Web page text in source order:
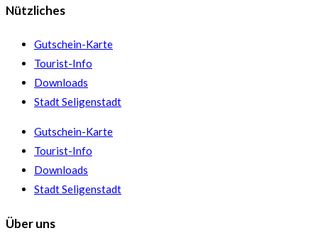
Nützliches
Gutschein-Karte
Tourist-Info
Downloads
Stadt Seligenstadt
Gutschein-Karte
Tourist-Info
Downloads
Stadt Seligenstadt
Über uns